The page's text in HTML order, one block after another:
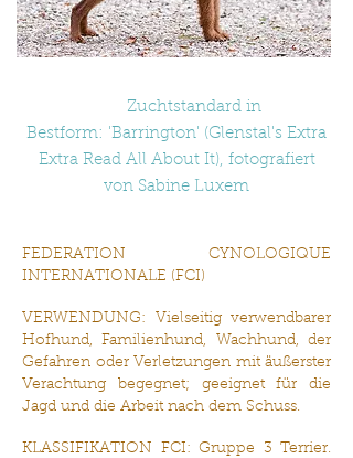
Zuchtstandard in
Bestform: 'Barrington' (Glenstal's Extra
Extra Read All About It), fotografiert
von Sabine Luxem
FEDERATION CYNOLOGIQUE
INTERNATIONALE (FCI)
VERWENDUNG: Vielseitig verwendbarer
Hofhund, Familienhund, Wachhund, der
Gefahren oder Verletzungen mit äußerster
Verachtung begegnet; geeignet für die
Jagd und die Arbeit nach dem Schuss.
KLASSIFIKATION FCI: Gruppe 3 Terrier.